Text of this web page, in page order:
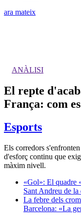
ara mateix
ANÀLISI
El repte
França: com
Esports
Els corredors
d'esforç continu que
màxim nivell.
«Gol»: El quadre
Sant Andreu de la
La febre dels
Barcelona: «La